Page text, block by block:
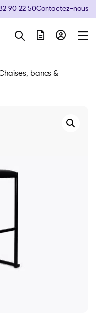
90 22 50Contactez-nous
bancs &